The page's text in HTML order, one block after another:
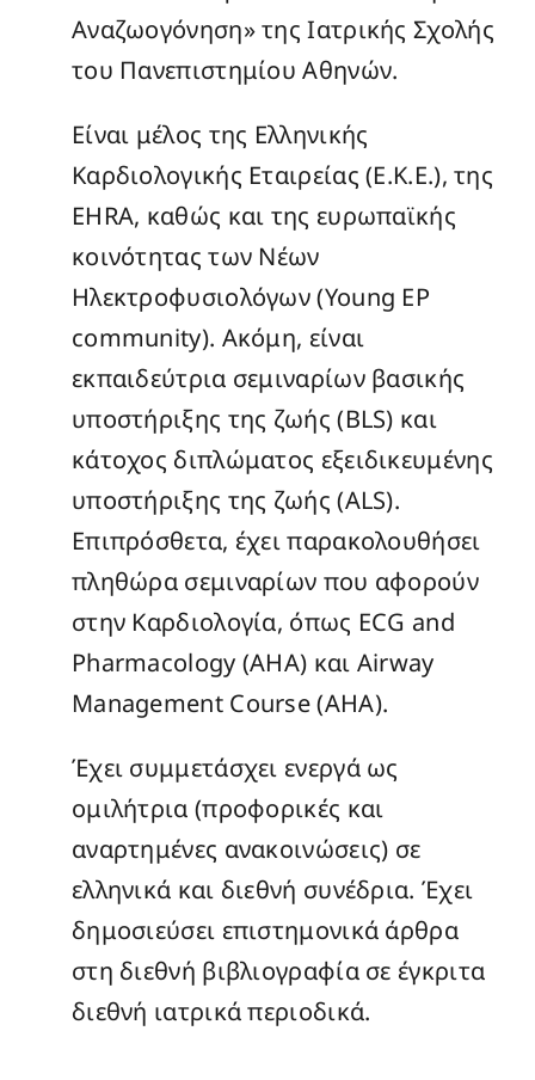
Αναζωογόνηση» της Ιατρικής Σχολής
του Πανεπιστημίου Αθηνών.
Είναι μέλος της Ελληνικής
Καρδιολογικής Εταιρείας (Ε.Κ.Ε.), της
EHRA, καθώς και της ευρωπαϊκής
κοινότητας των Νέων
Ηλεκτροφυσιολόγων (Young EP
community). Ακόμη, είναι
εκπαιδεύτρια σεμιναρίων βασικής
υποστήριξης της ζωής (BLS) και
κάτοχος διπλώματος εξειδικευμένης
υποστήριξης της ζωής (ALS).
Επιπρόσθετα, έχει παρακολουθήσει
πληθώρα σεμιναρίων που αφορούν
στην Καρδιολογία, όπως ECG and
Pharmacology (AHA) και Airway
Management Course (AHA).
Έχει συμμετάσχει ενεργά ως
ομιλήτρια (προφορικές και
αναρτημένες ανακοινώσεις) σε
ελληνικά και διεθνή συνέδρια. Έχει
δημοσιεύσει επιστημονικά άρθρα
στη διεθνή βιβλιογραφία σε έγκριτα
διεθνή ιατρικά περιοδικά.